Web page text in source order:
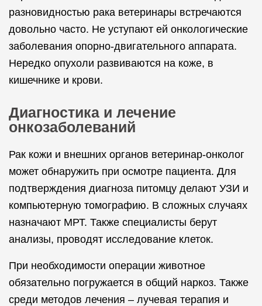
разновидностью рака ветеринары встречаются
довольно часто. Не уступают ей онкологические
заболевания опорно-двигательного аппарата.
Нередко опухоли развиваются на коже, в
кишечнике и крови.
Диагностика и лечение
онкозаболеваний
Рак кожи и внешних органов ветеринар-онколог
может обнаружить при осмотре пациента. Для
подтверждения диагноза питомцу делают УЗИ и
компьютерную томографию. В сложных случаях
назначают МРТ. Также специалисты берут
анализы, проводят исследование клеток.
При необходимости операции животное
обязательно погружается в общий наркоз. Также
среди методов лечения – лучевая терапия и